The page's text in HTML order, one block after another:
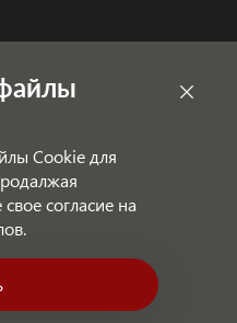
решения!
Cookie для
согласие на